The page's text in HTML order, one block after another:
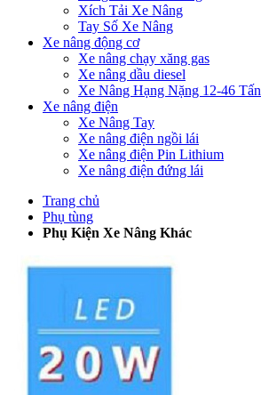
Xích Tải Xe Nâng
Tay Số Xe Nâng
Xe nâng động cơ
Xe nâng chạy xăng gas
Xe nâng dầu diesel
Xe Nâng Hạng Nặng 12-46 Tấn
Xe nâng điện
Xe Nâng Tay
Xe nâng điện ngồi lái
Xe nâng điện Pin Lithium
Xe nâng điện đứng lái
Trang chủ
Phụ tùng
Phụ Kiện Xe Nâng Khác